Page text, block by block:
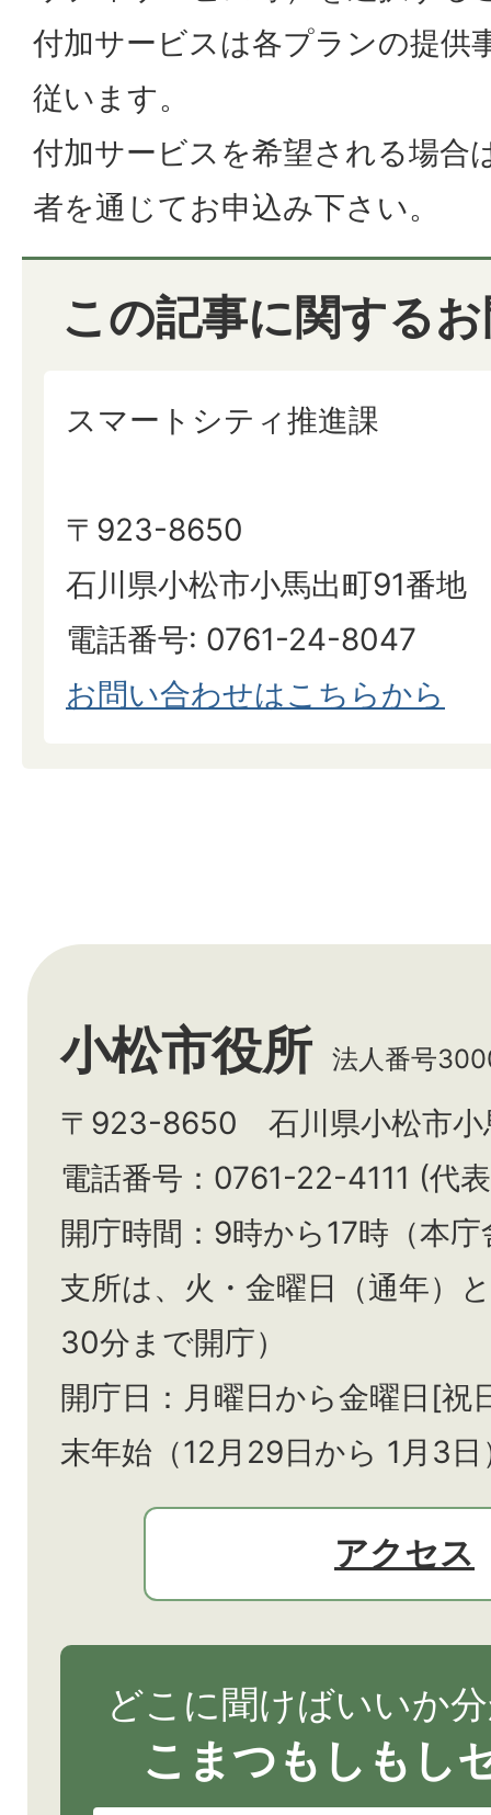
付加サービスは各プランの提供
従います。
付加サービスを希望される場合
者を通じてお申込み下さい。
この記事に関する
スマートシティ推進課
〒923-8650
石川県小松市小馬出町91番地
電話番号: 0761-24-8047
お問い合わせはこちらから
小松市役所 法人番号
〒923-8650 石川県小松市小
電話番号：0761-22-4111 (代
開庁時間：9時から17時（本
支所は、火・金曜日（通年）と
30分まで開庁）
開庁日：月曜日から金曜日[祝
末年始（12月29日から 1月3
アクセス
どこに聞けばいいか
こまつもしもし